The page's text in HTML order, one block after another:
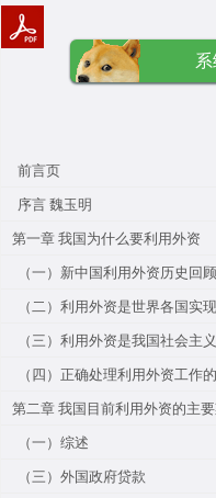
前言页
序言 魏玉明
第一章 我国为什么要利用外资
（一）新中国利用外资历史回顾
（二）利用外资是世界各国实
（三）利用外资是我国社会主
（四）正确处理利用外资工作
第二章 我国目前利用外资的主
（一）综述
（三）外国政府贷款